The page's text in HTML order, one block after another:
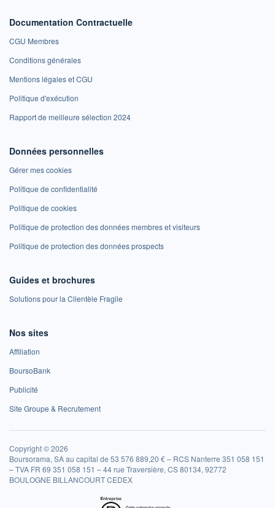
Documentation Contractuelle
CGU Membres
Conditions générales
Mentions légales et CGU
Politique d'exécution
Rapport de meilleure sélection 2024
Données personnelles
Gérer mes cookies
Politique de confidentialité
Politique de cookies
Politique de protection des données membres et visiteurs
Politique de protection des données prospects
Guides et brochures
Solutions pour la Clientèle Fragile
Nos sites
Affiliation
BoursoBank
Publicité
Site Groupe & Recrutement
Copyright © 2026
Boursorama, SA au capital de 53 576 889,20 € – RCS Nanterre 351 058 151
– TVA FR 69 351 058 151 – 44 rue Traversière, CS 80134, 92772
BOULOGNE BILLANCOURT CEDEX